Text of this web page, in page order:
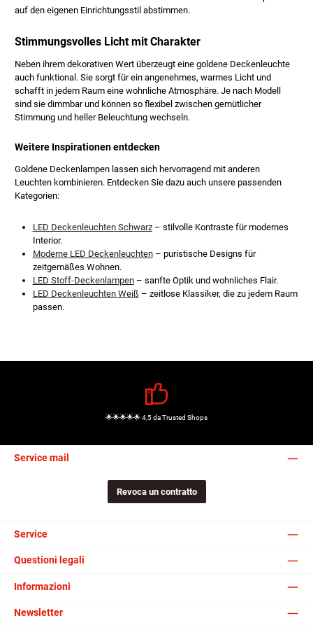
auf den eigenen Einrichtungsstil abstimmen.
Stimmungsvolles Licht mit Charakter
Neben ihrem dekorativen Wert überzeugt eine goldene Deckenleuchte
auch funktional. Sie sorgt für ein angenehmes, warmes Licht und
schafft in jedem Raum eine wohnliche Atmosphäre. Je nach Modell
sind sie dimmbar und können so flexibel zwischen gemütlicher
Stimmung und heller Beleuchtung wechseln.
Weitere Inspirationen entdecken
Goldene Deckenlampen lassen sich hervorragend mit anderen
Leuchten kombinieren. Entdecken Sie dazu auch unsere passenden
Kategorien:
LED Deckenleuchten Schwarz– stilvolle Kontraste für modernes
Interior.
Moderne LED Deckenleuchten– puristische Designs für
zeitgemäßes Wohnen.
LED Stoff-Deckenlampen– sanfte Optik und wohnliches Flair.
LED Deckenleuchten Weiß – zeitlose Klassiker, die zu jedem Raum
passen.
🌟🌟🌟🌟🌟 4,5 da Trusted Shops
Service mail
Revoca un contratto
Service
Questioni legali
Informazioni
Newsletter